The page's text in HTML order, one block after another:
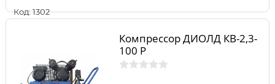
Код: 1302
Компрессор ДИОЛД КВ-2,3-
100 Р